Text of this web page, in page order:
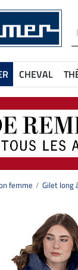
CHEVAL
femme Gilet long